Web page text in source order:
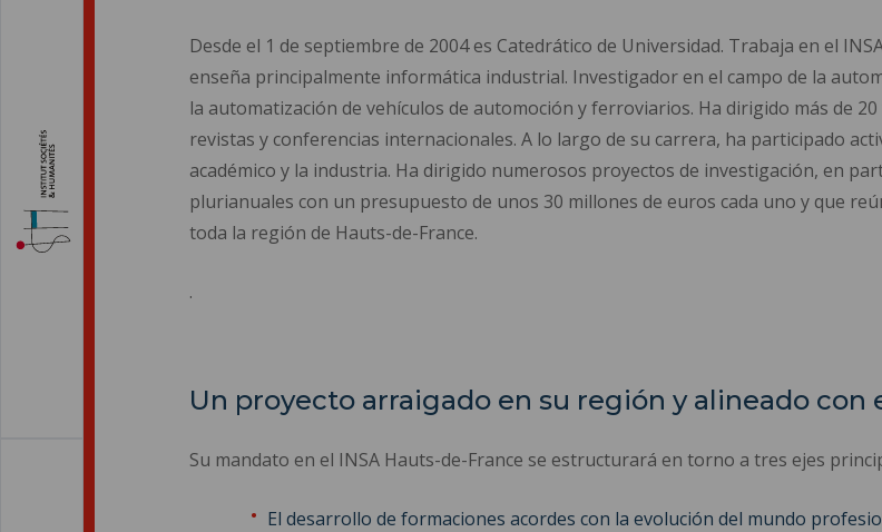
Desde el 1 de septiembre de 2004 es Catedrático de Universidad. Trabaja en el
enseña principalmente informática industrial. Investigador en el campo de la
la automatización de vehículos de automoción y ferroviarios. Ha dirigido más de
revistas y conferencias internacionales. A lo largo de su carrera, ha participado
académico y la industria. Ha dirigido numerosos proyectos de investigación, en
plurianuales con un presupuesto de unos 30 millones de euros cada uno y que
toda la región de Hauts-de-France.
.
Un proyecto arraigado en su región y alineado con
Su mandato en el INSA Hauts-de-France se estructurará en torno a tres ejes
El desarrollo de formaciones acordes con la evolución del mundo